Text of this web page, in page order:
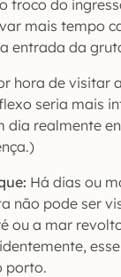
troco do
mais tempo
entrada da
hora de visitar
seria mais
dia realmente
Há dias ou
não pode ser
ou a mar
porto.